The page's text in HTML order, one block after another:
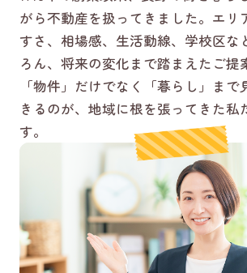
がら不動産を扱ってきました。エリ
すさ、相場感、生活動線、学校区な
ろん、将来の変化まで踏まえたご提
「物件」だけでなく「暮らし」ま
きるのが、地域に根を張ってきた私
す。